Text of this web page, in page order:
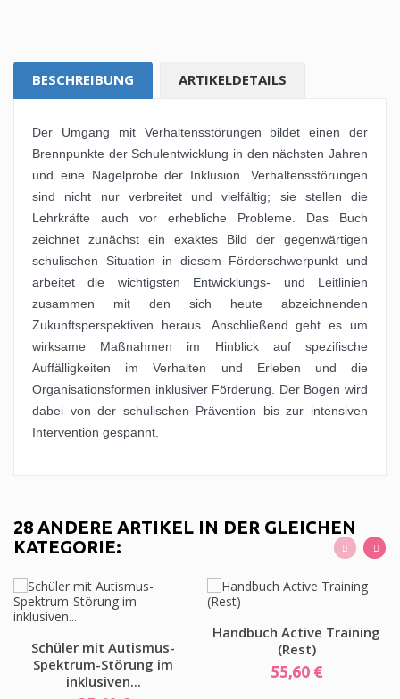
BESCHREIBUNG ARTIKELDETAILS
Der Umgang mit Verhaltensstörungen bildet einen der
Brennpunkte der Schulentwicklung in den nächsten Jahren
und eine Nagelprobe der Inklusion. Verhaltensstörungen
sind nicht nur verbreitet und vielfältig; sie stellen die
Lehrkräfte auch vor erhebliche Probleme. Das Buch
zeichnet zunächst ein exaktes Bild der gegenwärtigen
schulischen Situation in diesem Förderschwerpunkt und
arbeitet die wichtigsten Entwicklungs- und Leitlinien
zusammen mit den sich heute abzeichnenden
Zukunftsperspektiven heraus. Anschließend geht es um
wirksame Maßnahmen im Hinblick auf spezifische
Auffälligkeiten im Verhalten und Erleben und die
Organisationsformen inklusiver Förderung. Der Bogen wird
dabei von der schulischen Prävention bis zur intensiven
Intervention gespannt.
28 ANDERE ARTIKEL IN DER GLEICHEN
KATEGORIE:
Schüler mit Autismus-
Spektrum-Störung im
inklusiven...
Handbuch Active Training
(Rest)
Preis
55,60 €